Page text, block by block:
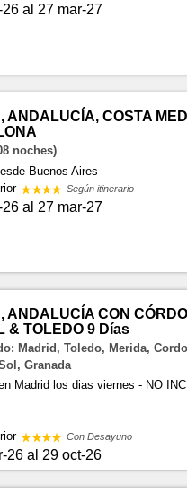
al 27 mar-27
ANDALUCÍA, COSTA
noches)
Buenos Aires
Según itinerario
al 27 mar-27
ANDALUCÍA CON
& TOLEDO 9 Días
Madrid, Toledo, Merida,
Granada
Madrid los dias viernes - NO
Con Desayuno
26 al 29 oct-26